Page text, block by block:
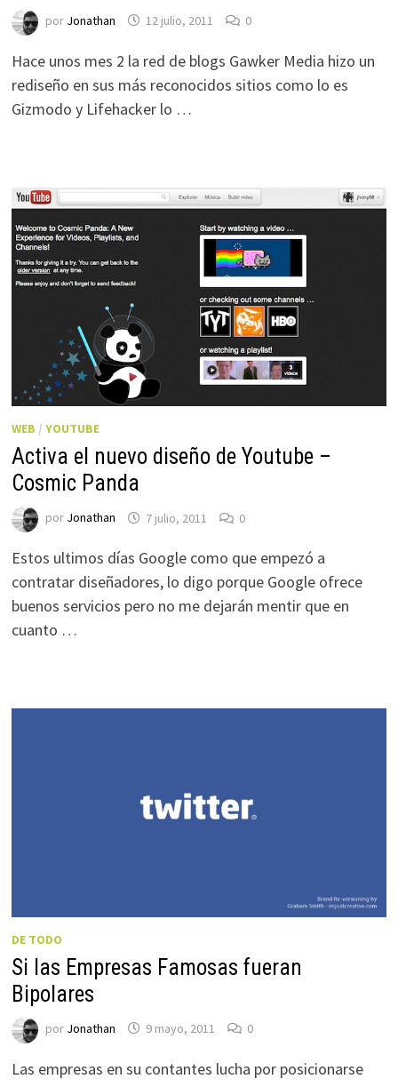
por Jonathan 12 julio, 2011 0
Hace unos mes 2 la red de blogs Gawker Media hizo un
rediseño en sus más reconocidos sitios como lo es
Gizmodo y Lifehacker lo …
WEB / YOUTUBE
Activa el nuevo diseño de Youtube –
Cosmic Panda
por Jonathan 7 julio, 2011 0
Estos ultimos días Google como que empezó a
contratar diseñadores, lo digo porque Google ofrece
buenos servicios pero no me dejarán mentir que en
cuanto …
DE TODO
Si las Empresas Famosas fueran
Bipolares
por Jonathan 9 mayo, 2011 0
Las empresas en su contantes lucha por posicionarse